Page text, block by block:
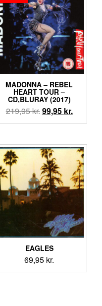
MADONNA – REBEL
HEART TOUR –
CD,BLURAY (2017)
219,95kr.Den
oprindelige
var:
219,95 kr..
99,95 kr.Den
aktuelle
er:
99,95
EAGLES
69,95 kr.